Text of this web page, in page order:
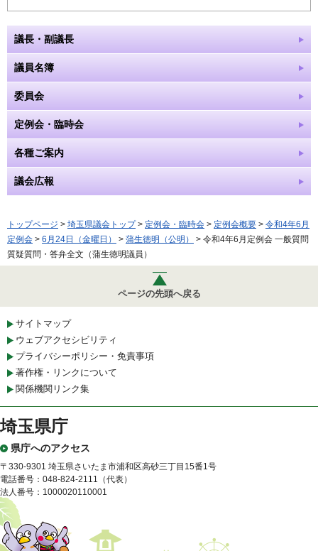
議長・副議長
議員名簿
委員会
定例会・臨時会
各種ご案内
議会広報
トップページ > 埼玉県議会トップ> 定例会・臨時会 > 定例会概要 > 令和4年6月
定例会 > 6月24日（金曜日） > 蒲生徳明（公明）
> 令和4年6月定例会 一般質問
質疑質問・答弁全文（蒲生徳明議員）
ページの先頭へ戻る
サイトマップ
ウェブアクセシビリティ
プライバシーポリシー・免責事項
著作権・リンクについて
関係機関リンク集
埼玉県庁
県庁へのアクセス
〒330-9301 埼玉県さいたま市浦和区高砂三丁目15番1号
電話番号：048-824-2111（代表）
法人番号：1000020110001